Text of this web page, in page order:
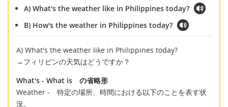
A) What's the weather like in Philippines today?
B) How's the weather in Philippines today?
A) What's the weather like in Philippines today?
→フィリピンの天気はどうですか？
What's - What is の省略形
Weather - 特定の場所、時間における以下のことを表す状
況。